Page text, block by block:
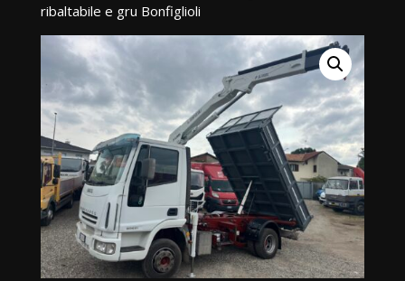
ribaltabile e gru Bonfiglioli